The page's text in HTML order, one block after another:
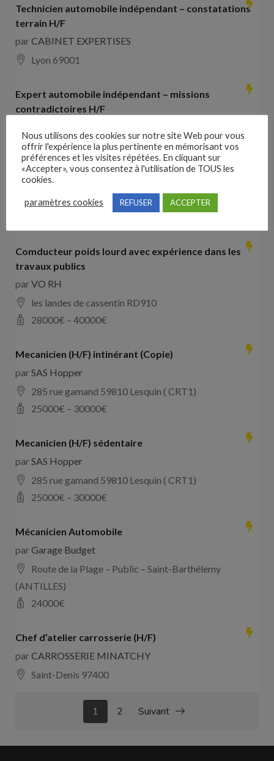
Technicien automobile indépendant – constatations
terrain H/F
parCABINET EXPERTISES
Lyon 69001
Expert automobile indépendant – missions
contradictoires H/F
Lyon 69001
Collaborateur comptable H/F
parHays France
Comducteur poids lourd avec expérience dans les
travaux publics
parVO RH
les landes de cassentin RD910
28000€ – 40000€
Mecanicien (H/F) intinérant (Copie)
parSAS Hopper
285 rue gamand 59810 Lesquin ( CRT1)
25000€ – 30000€
Mecanicien (H/F) sédentaire
parSAS Hopper
285 rue gamand 59810 Lesquin ( CRT1)
25000€ – 30000€
Mécanicien Automobile
parGarage Budget
Route de la Plage – Public – Saint-Barthélemy
(ANTILLES)
24000€
Chef d’atelier carrosserie (H/F)
parCARROSSERIE MINATCHY
Saint-Denis 97400
1 2 Suivant
Nous utilisons des cookies sur notre site Web pour vous
offrir l'expérience la plus pertinente en mémorisant vos
préférences et les visites répétées. En cliquant sur
«Accepter», vous consentez à l'utilisation de TOUS les
cookies.
paramètres cookies REFUSER ACCEPTER